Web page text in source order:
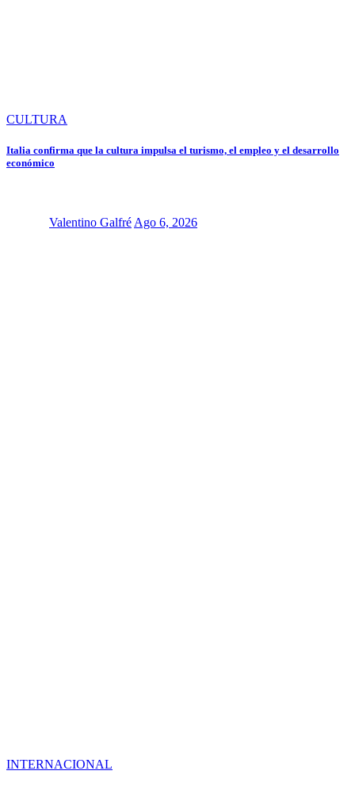
CULTURA
Italia confirma que la cultura impulsa el turismo, el empleo y el desarrollo
económico
Valentino Galfré Ago 6, 2026
INTERNACIONAL